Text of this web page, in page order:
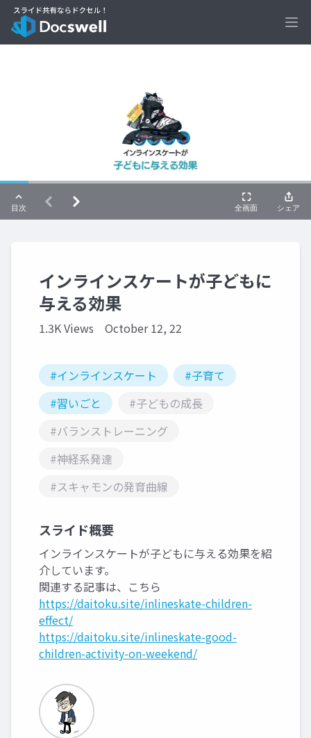
インラインスケートが子どもに
与える効果
1.3K Views October 12, 22
#インラインスケート
#子育て
#習いごと
#子どもの成長
#バランストレーニング
#神経系発達
#スキャモンの発育曲線
スライド概要
インラインスケートが子どもに与える効果を紹
介しています。
関連する記事は、こちら
https://daitoku.site/inlineskate-children-
effect/
https://daitoku.site/inlineskate-good-
children-activity-on-weekend/